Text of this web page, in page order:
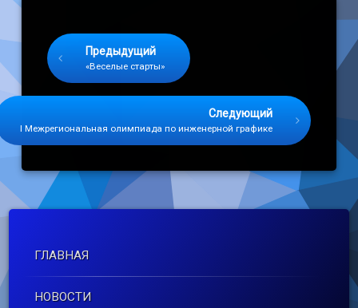
Предыдущий
«Веселые старты»
Следующий
I Межрегиональная олимпиада по инженерной графике
ГЛАВНАЯ
НОВОСТИ